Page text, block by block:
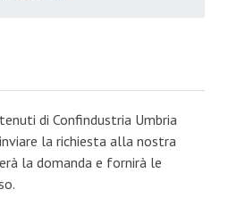
di Confindustria Umbria
la richiesta alla nostra
la domanda e fornirà le